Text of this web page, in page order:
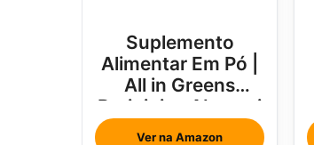
Suplemento
Alimentar Em Pó |
All in Greens
Brainjuice Abacaxi
Com Hortelã
Ver na Amazon